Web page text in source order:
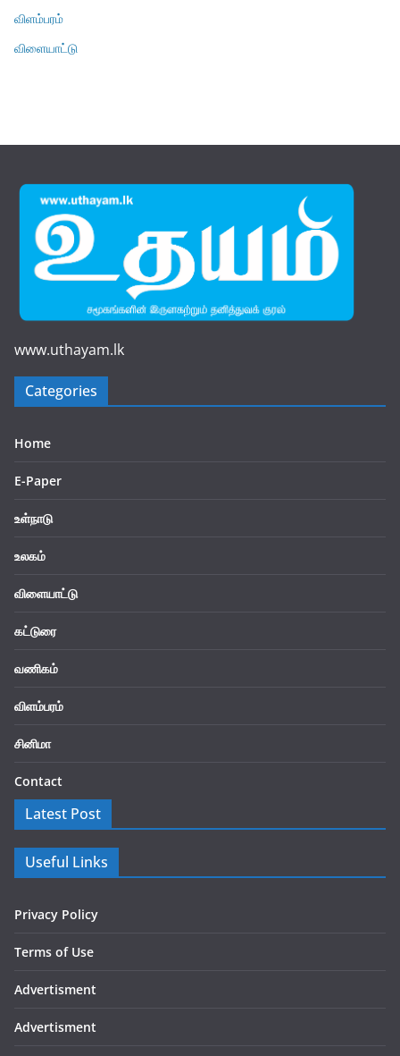
விளம்பரம்
விளையாட்டு
www.uthayam.lk
Categories
Home
E-Paper
உள்நாடு
உலகம்
விளையாட்டு
கட்டுரை
வணிகம்
விளம்பரம்
சினிமா
Contact
Latest Post
Useful Links
Privacy Policy
Terms of Use
Advertisment
Advertisment